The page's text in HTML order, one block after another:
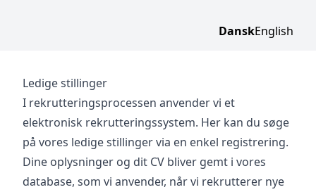
DanskEnglish
Ledige stillinger
I rekrutteringsprocessen anvender vi et
elektronisk rekrutteringssystem. Her kan du søge
på vores ledige stillinger via en enkel registrering.
Dine oplysninger og dit CV bliver gemt i vores
database, som vi anvender, når vi rekrutterer nye